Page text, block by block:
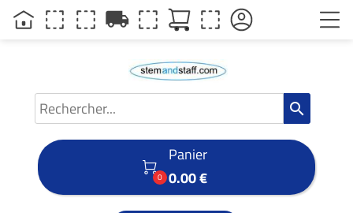
search

0
Panier
0.00 €
local_shipping